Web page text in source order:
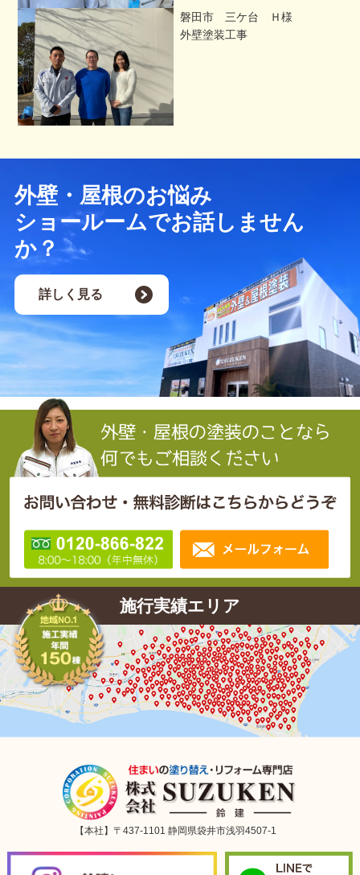
磐田市 三ケ台 Ｈ様
外壁塗装工事
外壁・屋根のお悩み
ショールームでお話しません
か？
詳しく見る
施行実績エリア
【本社】〒437-1101 静岡県袋井市浅羽4507-1